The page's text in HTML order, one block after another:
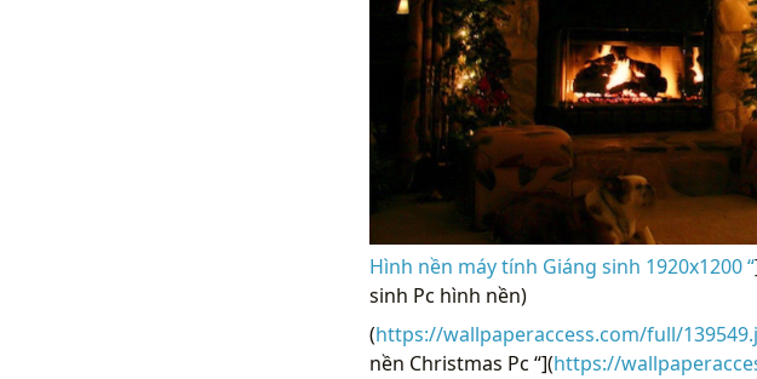
Hình nền máy tính Giáng sinh 1920x1200 “
sinh Pc hình nền)
(https://wallpaperaccess.com/full/
nền Christmas Pc “](https://